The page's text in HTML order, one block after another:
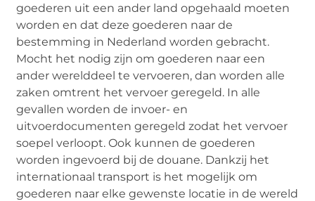
goederen uit een ander land opgehaald moeten
worden en dat deze goederen naar de
bestemming in Nederland worden gebracht.
Mocht het nodig zijn om goederen naar een
ander werelddeel te vervoeren, dan worden alle
zaken omtrent het vervoer geregeld. In alle
gevallen worden de invoer- en
uitvoerdocumenten geregeld zodat het vervoer
soepel verloopt. Ook kunnen de goederen
worden ingevoerd bij de douane. Dankzij het
internationaal transport is het mogelijk om
goederen naar elke gewenste locatie in de wereld